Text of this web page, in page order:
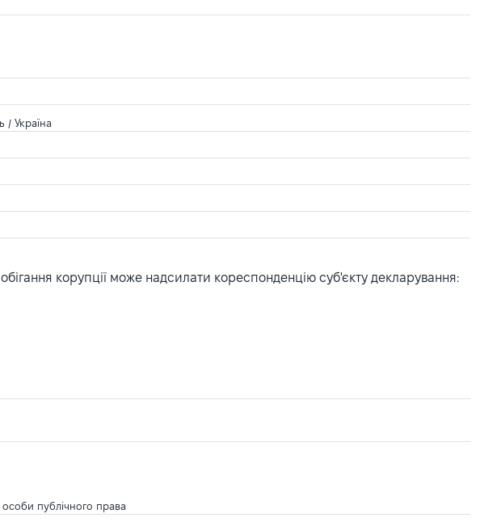
/ Україна
корупції може надсилати кореспонденцію суб'єкту декларування:
публічного права